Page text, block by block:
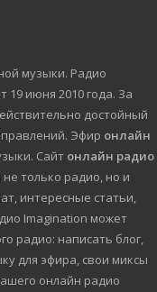
музыки. Радио
19 июня 2010 года. За
достойный
Эфир онлайн
Сайт онлайн радио
только радио, но и
интересные статьи,
Imagination может
радио: написать блог,
для эфира, свои миксы
онлайн радио